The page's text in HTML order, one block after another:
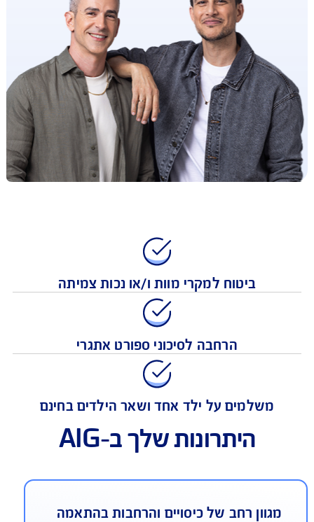
ביטוח למקרי מוות ו/או נכות צמיתה
הרחבה לסיכוני ספורט אתגרי
משלמים על ילד אחד ושאר הילדים בחינם